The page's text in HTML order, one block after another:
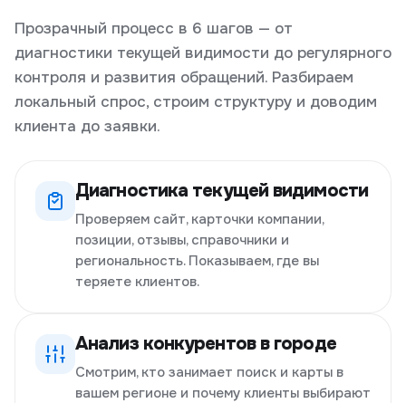
Прозрачный процесс в 6 шагов — от
диагностики текущей видимости до регулярного
контроля и развития обращений. Разбираем
локальный спрос, строим структуру и доводим
клиента до заявки.
Диагностика текущей видимости
Проверяем сайт, карточки компании,
позиции, отзывы, справочники и
региональность. Показываем, где вы
теряете клиентов.
Анализ конкурентов в городе
Смотрим, кто занимает поиск и карты в
вашем регионе и почему клиенты выбирают